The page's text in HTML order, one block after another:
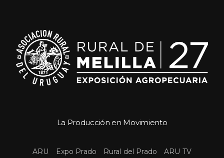
La Producción en Movimiento
ARU Expo Prado Rural del Prado ARU TV